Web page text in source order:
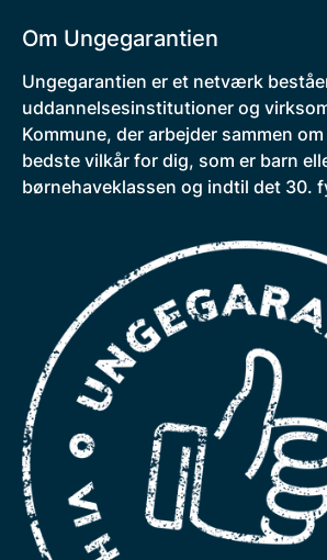
Om Ungegarantien
Ungegarantien er et netværk
uddannelsesinstitutioner og
Kommune, der arbejder sammen
bedste vilkår for dig, som er barn
børnehaveklassen og indtil det 30.